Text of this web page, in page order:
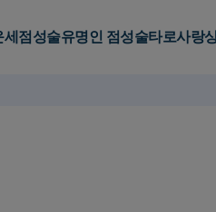
세점성술유명인 점성술타로사랑